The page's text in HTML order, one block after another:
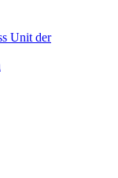
Unit der